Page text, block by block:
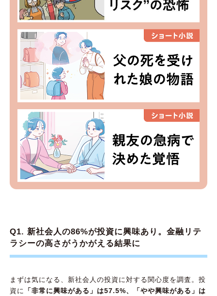
Q1. 新社会人の86%が投資に興味あり。金融リテ
ラシーの高さがうかがえる結果に
まずは気になる、新社会人の投資に対する関心度を調査。投
資に
「非常に興味がある」は57.5%、「やや興味がある」は